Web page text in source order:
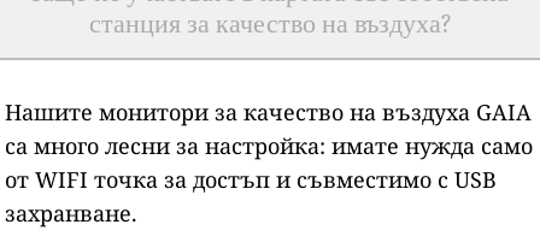
станция за качество на въздуха?
Нашите монитори за качество на въздуха GAIA
са много лесни за настройка: имате нужда само
от WIFI точка за достъп и съвместимо с USB
захранване.